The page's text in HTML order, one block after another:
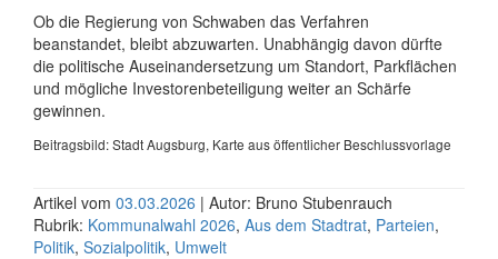
Ob die Regierung von Schwaben das Verfahren
beanstandet, bleibt abzuwarten. Unab­hängig davon dürfte
die politische Aus­einander­setzung um Standort, Parkflächen
und mögliche Investoren­beteiligung weiter an Schärfe
gewinnen.
Beitragsbild: Stadt Augsburg, Karte aus öffentlicher Beschluss­vorlage
Artikel vom 03.03.2026 | Autor: Bruno Stubenrauch
Rubrik: Kommunalwahl 2026, Aus dem Stadtrat, Parteien,
Politik, Sozialpolitik, Umwelt